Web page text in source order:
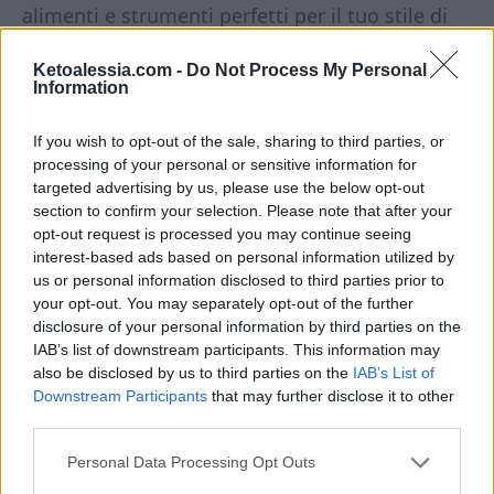
Ketoalessia.com - Do Not Process My Personal
Information
If you wish to opt-out of the sale, sharing to third parties, or
processing of your personal or sensitive information for
targeted advertising by us, please use the below opt-out
section to confirm your selection. Please note that after your
opt-out request is processed you may continue seeing
interest-based ads based on personal information utilized by
us or personal information disclosed to third parties prior to
your opt-out. You may separately opt-out of the further
disclosure of your personal information by third parties on the
IAB’s list of downstream participants. This information may
also be disclosed by us to third parties on the IAB’s List of
Downstream Participants that may further disclose it to other
Personal Data Processing Opt Outs
alimenti e strumenti perfetti per il tuo stile di
Questo articolocontiene link di
affiliazione.In qualità di Associate
Amazon, guadagno una piccola
commissione dagli acquisti idonei.
L’affiliazione mi aiuta a coprire le spese
associate alla gestione di questo sito. Per
te non ci sono costi aggiuntivi.